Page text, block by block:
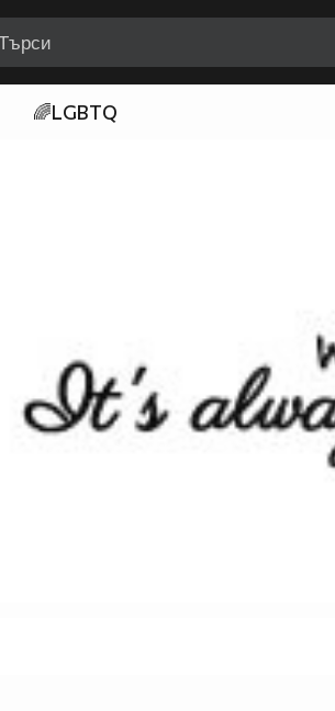
🌈LGBTQ